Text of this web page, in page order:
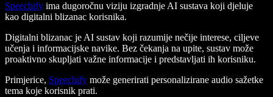
Speechify ima dugoročnu viziju izgradnje AI sustava koji djeluje
kao digitalni blizanac korisnika.
Digitalni blizanac je AI sustav koji razumije nečije interese, ciljeve
učenja i informacijske navike. Bez čekanja na upite, sustav može
proaktivno skupljati važne informacije i predstavljati ih korisniku.
Primjerice, Speechify može generirati personalizirane audio sažetke
tema koje korisnik prati.